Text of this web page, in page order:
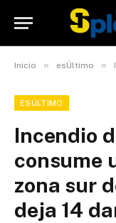
Inicio » esÚltimo »
ESÚLTIMO
Incendio
consume
zona sur
deja 14